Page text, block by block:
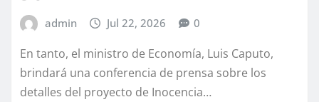
admin Jul 22, 2026 0
En tanto, el ministro de Economía, Luis Caputo,
brindará una conferencia de prensa sobre los
detalles del proyecto de Inocencia…